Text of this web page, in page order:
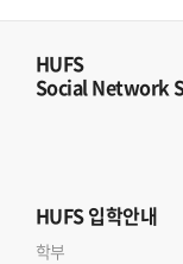
HUFS
Social Network
HUFS입학안내
학부